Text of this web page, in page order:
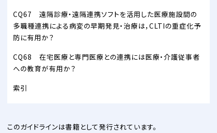
CQ67 遠隔診療・遠隔連携ソフトを活用した医療施設間の
多職種連携による病変の早期発見・治療は，CLTIの重症化予
防に有用か？
CQ68 在宅医療と専門医療との連携には医療・介護従事者
への教育が有用か？
索引
このガイドラインは書籍として発行されています。